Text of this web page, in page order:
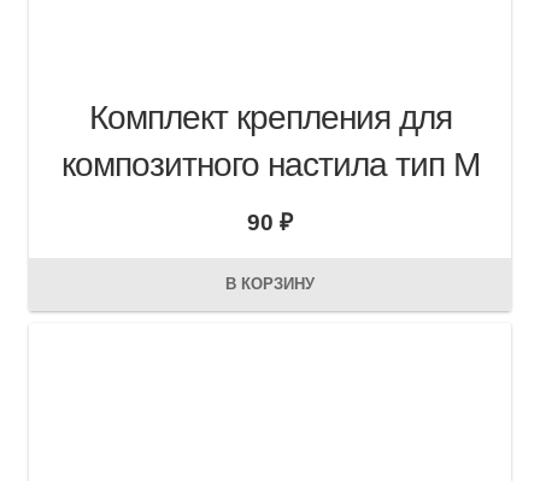
Комплект крепления для
композитного настила тип М
90 ₽
В КОРЗИНУ